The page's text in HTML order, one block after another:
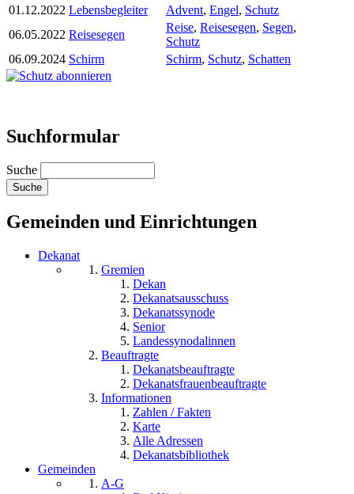
01.12.2022 Lebensbegleiter Advent, Engel, Schutz
06.05.2022 Reisesegen
Reise, Reisesegen, Segen,
Schutz
06.09.2024 Schirm Schirm, Schutz, Schatten
Suchformular
Suche
Gemeinden und Einrichtungen
Dekanat
Gremien
Dekan
Dekanatsausschuss
Dekanatssynode
Senior
Landessynodalinnen
Beauftragte
Dekanatsbeauftragte
Dekanatsfrauenbeauftragte
Informationen
Zahlen / Fakten
Karte
Alle Adressen
Dekanatsbibliothek
Gemeinden
A-G